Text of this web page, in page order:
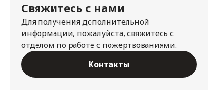
Свяжитесь с нами
Для получения дополнительной
информации, пожалуйста, свяжитесь с
отделом по работе с пожертвованиями.
Контакты